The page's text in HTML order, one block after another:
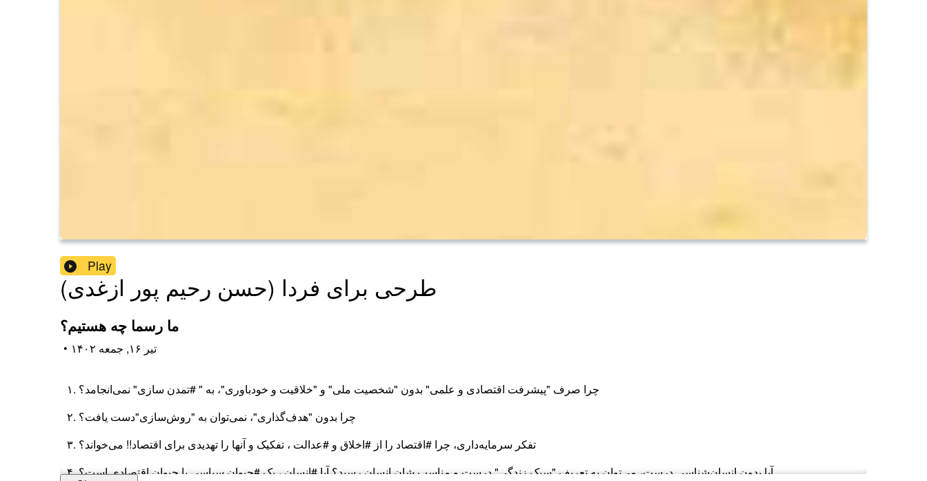
Play
طرحی برای فردا (حسن رحیم پور ازغدی)
ما رسما چه هستیم؟
• ۱۴۰۲ تیر ۱۶, جمعه
۱. چرا صرف "پیشرفت اقتصادی و علمی" بدون "شخصیت ملی" و "خلاقیت و خودباوری"، به " #تمدن سازی" نمی‌انجامد؟
۲. چرا بدون "هدف‌گذاری"، نمی‌توان به "روش‌سازی"دست یافت؟
۳. تفکر سرمایه‌داری، چرا #اقتصاد را از #اخلاق و #عدالت ، تفکیک و آنها را تهدیدی برای اقتصاد!! می‌خواند؟
۴. آیا بدون انسان‌شناسی درست، می‌توان به تعریف "سبک زندگی" درست و مناسب شان انسان رسید؟ آیا #انسان ، یک #حیوان سیاسی یا حیوان اقتصادی است؟